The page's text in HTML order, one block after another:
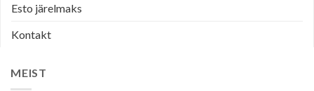
Esto järelmaks
Kontakt
MEIST